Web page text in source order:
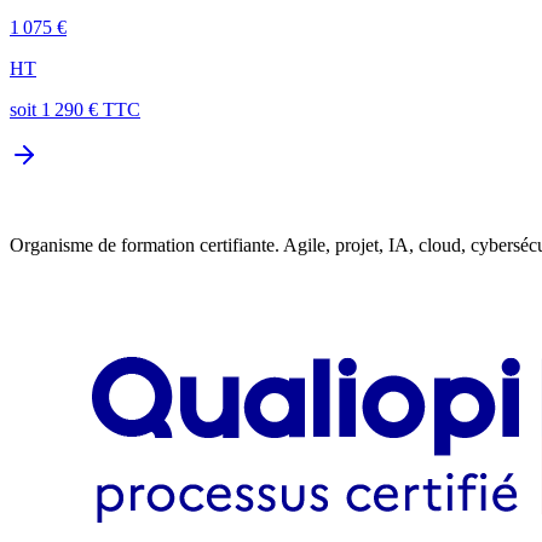
1 075 €
HT
soit 1 290 € TTC
Organisme de formation certifiante. Agile, projet, IA, cloud,